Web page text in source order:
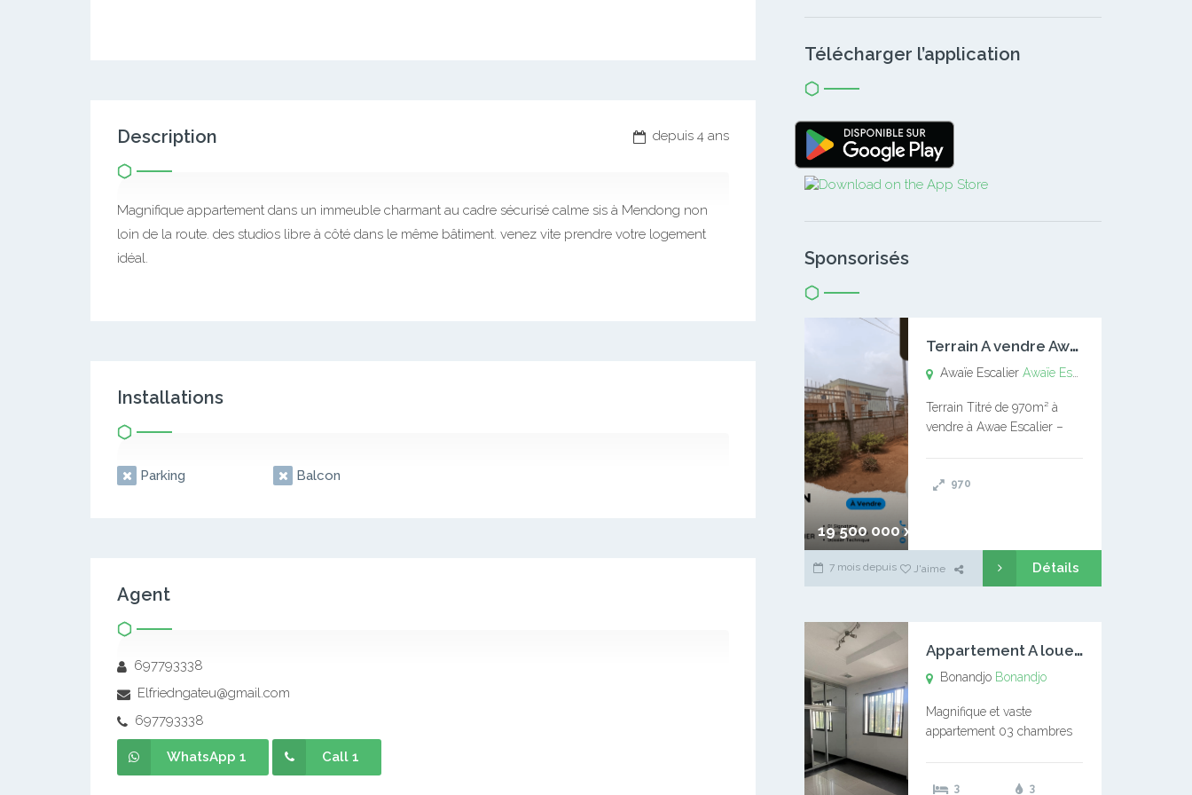
depuis 4 ans
Description
Magnifique appartement dans un immeuble charmant au cadre sécurisé calme sis à Mendong non
loin de la route. des studios libre à côté dans le même bâtiment. venez vite prendre votre logement
idéal.
Installations
Parking Balcon
Agent
697793338
Elfriedngateu@gmail.com
697793338
WhatsApp 1 Call 1
Télécharger l’application
Sponsorisés
19 500 000 xaf
T
errain A vendre Awaïe Escalier
Awaïe EscalierAwaïe Escalier
Terrain Titré de 970m² à
vendre à Awae Escalier –
l’Université Catholique –
970
7 mois depuis J'aime Détails
A
ppartement A louer Bonandjo
Bonandjo Bonandjo
Magnifique et vaste
appartement 03 chambres
douches 01 vaste salon 01
3
3